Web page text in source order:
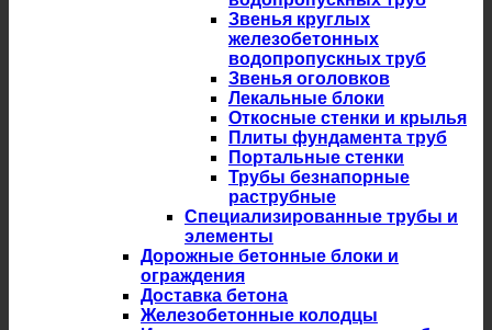
Звенья круглых
железобетонных
водопропускных труб
Звенья оголовков
Лекальные блоки
Откосные стенки и крылья
Плиты фундамента труб
Портальные стенки
Трубы безнапорные
раструбные
Специализированные трубы и
элементы
Дорожные бетонные блоки и
ограждения
Доставка бетона
Железобетонные колодцы